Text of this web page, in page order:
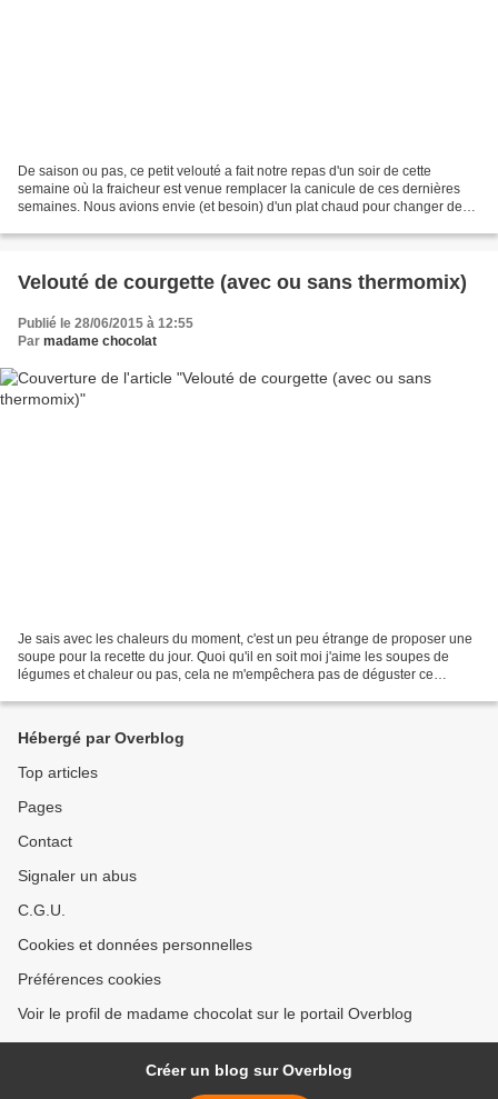
De saison ou pas, ce petit velouté a fait notre repas d'un soir de cette
semaine où la fraicheur est venue remplacer la canicule de ces dernières
semaines. Nous avions envie (et besoin) d'un plat chaud pour changer des
Velouté de courgette (avec ou sans thermomix)
Publié le 28/06/2015 à 12:55
Par madame chocolat
Je sais avec les chaleurs du moment, c'est un peu étrange de proposer une
soupe pour la recette du jour. Quoi qu'il en soit moi j'aime les soupes de
légumes et chaleur ou pas, cela ne m'empêchera pas de déguster ce
Hébergé par Overblog
Top articles
Pages
Contact
Signaler un abus
C.G.U.
Cookies et données personnelles
Préférences cookies
Voir le profil de madame chocolat sur le portail Overblog
Créer un blog sur Overblog